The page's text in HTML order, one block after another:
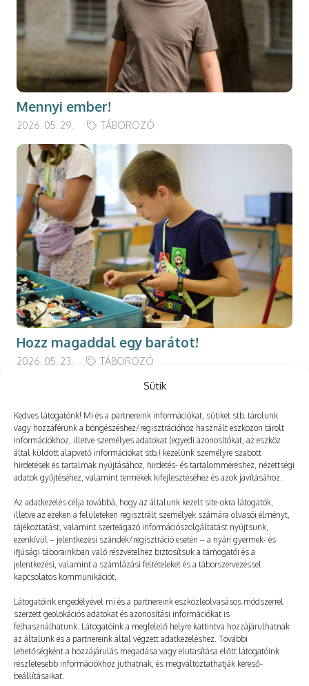
Sütik
Kedves látogatónk! Mi és a partnereink információkat, sütiket stb. tárolunk
vagy hozzáférünk a böngészéshez/regisztrációhoz használt eszközön tárolt
információkhoz, illetve személyes adatokat (egyedi azonosítókat, az eszköz
által küldött alapvető információkat stb.) kezelünk személyre szabott
hirdetések és tartalmak nyújtásához, hirdetés- és tartalomméréshez, nézettségi
adatok gyűjtéséhez, valamint termékek kifejlesztéséhez és azok javításához.
Az adatkezelés célja továbbá, hogy az általunk kezelt site-okra látogatók,
illetve az ezeken a felületeken regisztrált személyek számára olvasói élményt,
tájékoztatást, valamint szerteágazó információszolgáltatást nyújtsunk,
ezenkívül – jelentkezési szándék/regisztráció esetén – a nyári gyermek- és
ifjúsági táborainkban való részvételhez biztosítsuk a támogatói és a
jelentkezési, valamint a számlázási feltételeket és a táborszervezéssel
kapcsolatos kommunikációt.
Látogatóink engedélyével mi és a partnereink eszközleolvasásos módszerrel
szerzett geolokációs adatokat és azonosítási információkat is
felhasználhatunk. Látogatóink a megfelelő helyre kattintva hozzájárulhatnak
az általunk és a partnereink által végzett adatkezeléshez. További
lehetőségként a hozzájárulás megadása vagy elutasítása előtt látogatóink
részletesebb információkhoz juthatnak, és megváltoztathatják kereső-
beállításaikat.
Mennyi ember!
2026. 05. 29. TÁBOROZÓ
Hozz magaddal egy barátot!
2026. 05. 23. TÁBOROZÓ
Még több
Muslicatámadás a kosárpályán